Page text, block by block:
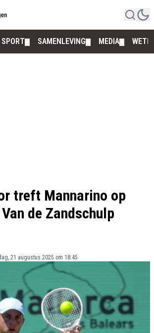
SPORT SAMENLEVING MEDIA
treft Mannarino op
Van de Zandschulp
21 augustus 2025 om 18:45